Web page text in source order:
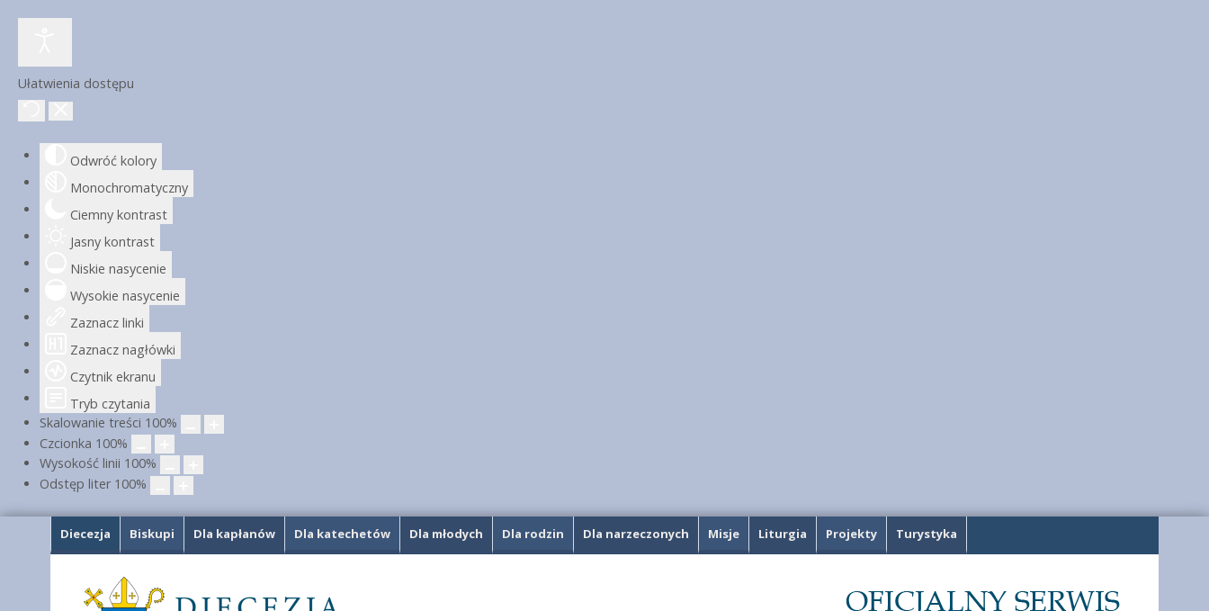
Ułatwienia dostępu
Odwróć kolory
Monochromatyczny
Ciemny kontrast
Jasny kontrast
Niskie nasycenie
Wysokie nasycenie
Zaznacz linki
Zaznacz nagłówki
Czytnik ekranu
Tryb czytania
Skalowanie treści 100%
Czcionka 100%
Wysokość linii 100%
Odstęp liter 100%
Diecezja Biskupi Dla kapłanów Dla katechetów Dla młodych Dla rodzin Dla narzeczonych Misje Liturgia Projekty Turystyka